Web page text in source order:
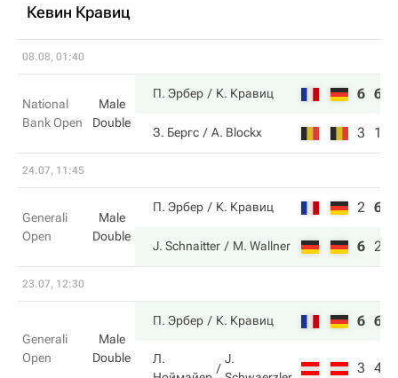
Кевин Кравиц
08.08, 01:40
National
Bank Open
Male
Double
П. Эрбер К. Кравиц 6 6
З. Бергс A. Blockx 3 1
24.07, 11:45
Generali
Open
Male
Double
П. Эрбер К. Кравиц 2 6
J. Schnaitter M. Wallner 6 2
23.07, 12:30
Generali
Open
Male
Double
П. Эрбер К. Кравиц 6 6
Л.
J.
3 4